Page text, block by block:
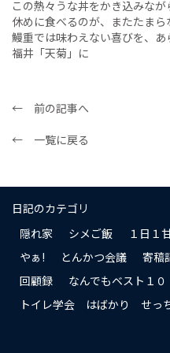
この熱々うな丼をかき込みな
休めに食べるのが、またたまら
鰻重では味わえない喜びを、あ
福井「天菊」に
← 前の記事へ
← 一覧に戻る
日記のカテゴリ
隠れ家
シメご飯 １日１
やぁ!
とんかつ会議 寄稿
回顧録
なんでもベスト１０
トイレ学会 はばかり せっ